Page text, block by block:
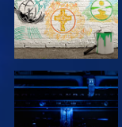
UTFORSK